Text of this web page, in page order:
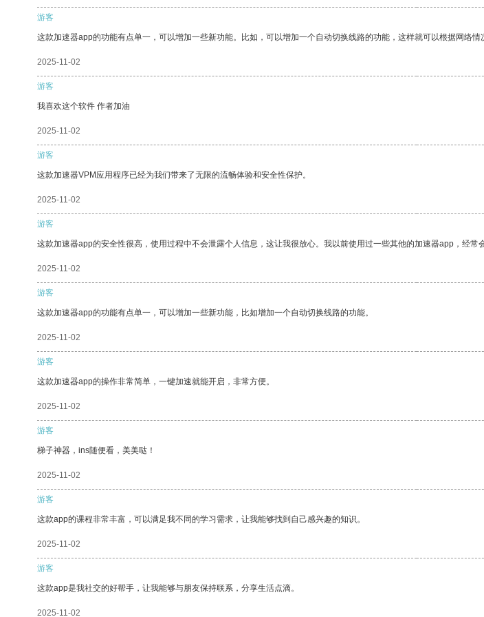
游客
这款加速器app的功能有点单一，可以增加一些新功能。比如，可以增加一个自动切换线路的功能，这样就可以根据网络情
2025-11-02
游客
我喜欢这个软件 作者加油
2025-11-02
游客
这款加速器VPM应用程序已经为我们带来了无限的流畅体验和安全性保护。
2025-11-02
游客
这款加速器app的安全性很高，使用过程中不会泄露个人信息，这让我很放心。我以前使用过一些其他的加速器app，经常
2025-11-02
游客
这款加速器app的功能有点单一，可以增加一些新功能，比如增加一个自动切换线路的功能。
2025-11-02
游客
这款加速器app的操作非常简单，一键加速就能开启，非常方便。
2025-11-02
游客
梯子神器，ins随便看，美美哒！
2025-11-02
游客
这款app的课程非常丰富，可以满足我不同的学习需求，让我能够找到自己感兴趣的知识。
2025-11-02
游客
这款app是我社交的好帮手，让我能够与朋友保持联系，分享生活点滴。
2025-11-02